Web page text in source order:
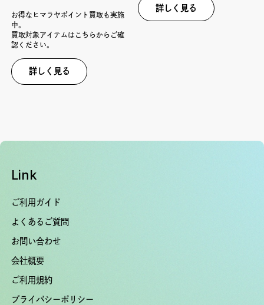
お得なヒマラヤポイント買取も実施
中。
買取対象アイテムはこちらからご確
認ください。
詳しく見る
詳しく見る
Link
ご利用ガイド
よくあるご質問
お問い合わせ
会社概要
ご利用規約
プライバシーポリシー